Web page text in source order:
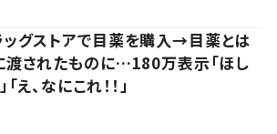
ッグストアで目薬を購入→目薬とは
渡されたものに…180万表示「ほし
「え、なにこれ！！」